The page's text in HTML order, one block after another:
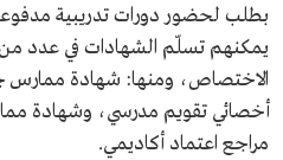
بطلب لحضور دورات تدريبية
يمكنهم تسلّم الشهادات في عدد من
الاختصاص، ومنها: شهادة ممارس
أخصائي تقويم مدرسي، وشهادة
مراجع اعتماد أكاديمي.